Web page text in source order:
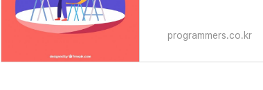
programmers.co.kr